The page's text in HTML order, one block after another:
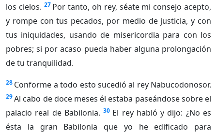
los cielos. 27 Por tanto, oh rey, séate mi consejo acepto,
y rompe con tus pecados, por medio de justicia, y con
tus iniquidades, usando de misericordia para con los
pobres; si por acaso pueda haber alguna prolongación
de tu tranquilidad.
28 Conforme a todo esto sucedió al rey Nabucodonosor.
29Al cabo de doce meses él estaba paseándose sobre el
palacio real de Babilonia. 30 El rey habló y dijo: ¿No es
ésta la gran Babilonia que yo he edificado para